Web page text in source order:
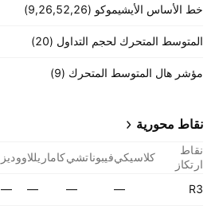
خط الأساس الأيشيموكو (9,26,52,26)
المتوسط المتحرك لحجم التداول (20)
مؤشر هال المتوسط المتحرك (9)
نقاط محورية
نقاط
ارتكاز
كلاسيكيفيبوناتشيكاماريللاووديز
R3
—
—
—
—